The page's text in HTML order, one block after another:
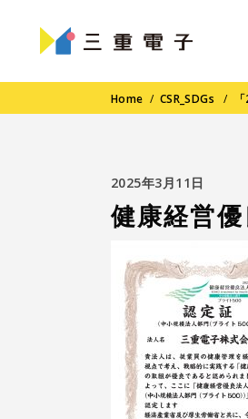
Home / CSR_SDGs /
2025年3月11日
健康経営